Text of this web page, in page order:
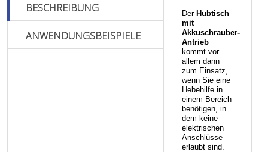
BESCHREIBUNG
ANWENDUNGSBEISPIELE
Der Hubtisch
mit
Akkuschrauber-
Antrieb
kommt vor
allem dann
zum Einsatz,
wenn Sie eine
Hebehilfe in
einem Bereich
benötigen, in
dem keine
elektrischen
Anschlüsse
erlaubt sind.